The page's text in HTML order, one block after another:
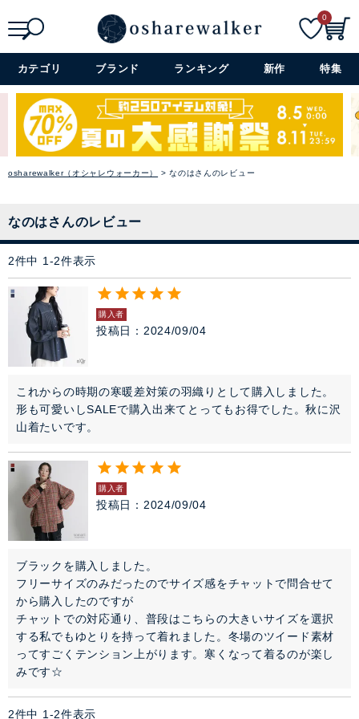
詳細検索+
0
カテゴリ ブランド ランキング 新作 特集
アウター
コーデセット・セットアイテム
シューズ
バッグ
アクセサリー
ファッション雑貨
セレモニー・オケージョン
アイテム特集
SALE
雑誌掲載アイテム
閉じる
osharewalker（オシャレウォーカー） なのはさんのレビュー
なのはさんのレビュー
2件中 1 -2件表示
購入者
投稿日 2024/09/04
これからの時期の寒暖差対策の羽織りとして購入しました。
形も可愛いしSALEで購入出来てとってもお得でした。秋に沢
山着たいです。
購入者
投稿日 2024/09/04
ブラックを購入しました。
フリーサイズのみだったのでサイズ感をチャットで問合せて
から購入したのですが
チャットでの対応通り、普段はこちらの大きいサイズを選択
する私でもゆとりを持って着れました。冬場のツイード素材
ってすごくテンション上がります。寒くなって着るのが楽し
みです☆
2件中 1 -2件表示